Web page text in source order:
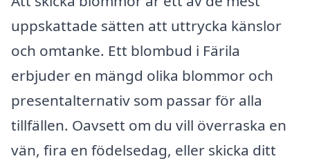
uppskattade sätten att uttrycka känslor
och omtanke. Ett blombud i Färila
erbjuder en mängd olika blommor och
presentalternativ som passar för alla
tillfällen. Oavsett om du vill överraska en
vän, fira en födelsedag, eller skicka ditt